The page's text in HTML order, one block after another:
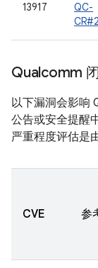
13917
QC-
Qualcomm
以下漏洞会影响
公告或安全提醒
严重程度评估是
CVE 参